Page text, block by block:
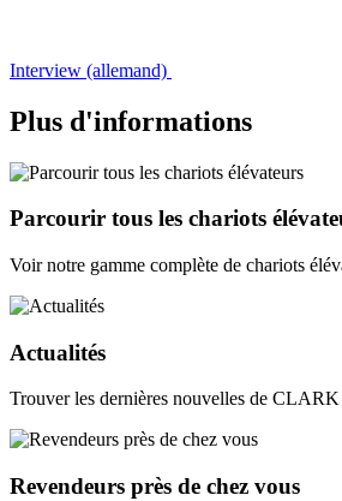
Interview (allemand)
Plus d'informations
Parcourir tous les chariots
Voir notre gamme complète de chariots
Actualités
Trouver les dernières nouvelles de CLARK
Revendeurs près de chez vous